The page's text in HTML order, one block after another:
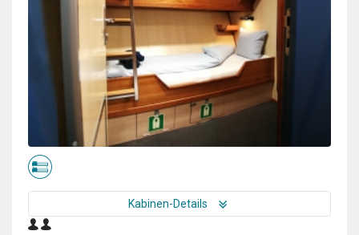
Kabinen-Details